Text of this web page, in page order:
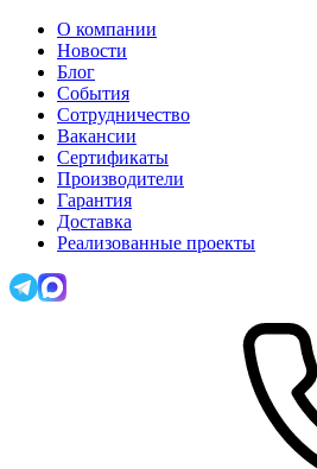
О компании
Новости
Блог
События
Сотрудничество
Вакансии
Сертификаты
Производители
Гарантия
Доставка
Реализованные проекты